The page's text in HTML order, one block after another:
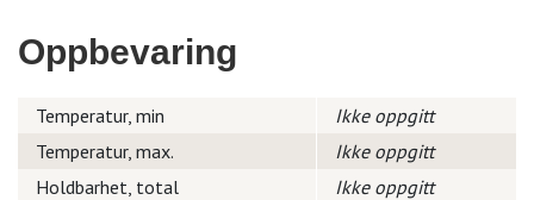
Oppbevaring
Temperatur, min
Ikke oppgitt
Temperatur, max.
Ikke oppgitt
Holdbarhet, total
Ikke oppgitt